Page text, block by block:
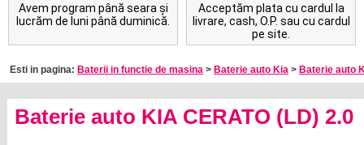
Avem program până seara și
lucrăm de luni până duminică.
Acceptăm plata cu cardul la
livrare, cash, O.P. sau cu cardul
pe site.
Esti in pagina: Baterii in functie de masina > Baterie auto Kia > Baterie auto
Baterie auto KIA CERATO (LD) 2.0